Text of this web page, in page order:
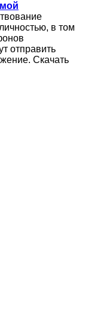
в том
отправить
Скачать